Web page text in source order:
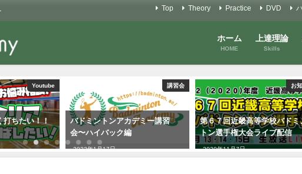
Top Theory Practice DVD
ホーム
HOME
上達理論
Skills
Youtube
ちたい！！
講習会
バドミントンアカデミー講習
会〜ハイバック編
2023年1月17日
お
第６７回近畿高等学校バドミ
トン選手権大会ライブ配信
2020年11月7日